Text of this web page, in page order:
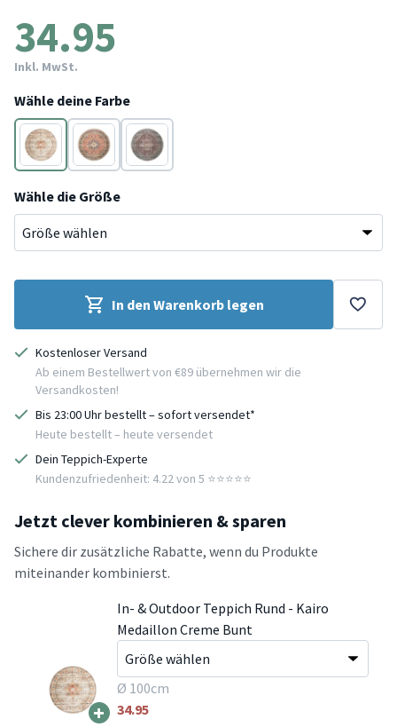
34.95
Inkl. MwSt.
Wähle deine Farbe
TerracottaTerracottaTerracotta
Wähle die Größe
In den Warenkorb legen
Kostenloser Versand
Ab einem Bestellwert von €89 übernehmen wir die
Versandkosten!
Bis 23:00 Uhr bestellt – sofort versendet*
Heute bestellt – heute versendet
Dein Teppich-Experte
Kundenzufriedenheit: 4.22 von 5 ⭐️⭐️⭐️⭐️⭐️
Jetzt clever kombinieren & sparen
Sichere dir zusätzliche Rabatte, wenn du Produkte
miteinander kombinierst.
+
In- & Outdoor Teppich Rund - Kairo
Medaillon Creme Bunt
Ø 100cm
34.95